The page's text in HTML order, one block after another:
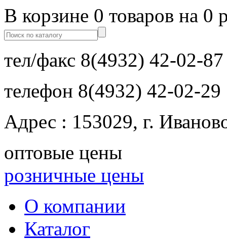
В корзине 0 товаров на 0
тел/факс 8(4932) 42-02-87
телефон 8(4932) 42-02-29
Адрес : 153029, г.
оптовые цены
розничные цены
О компании
Каталог